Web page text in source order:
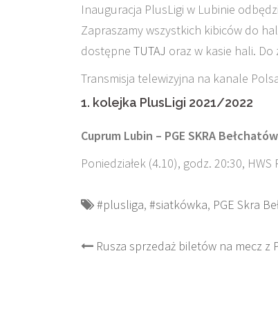
Inauguracja PlusLigi w Lubinie
Zapraszamy wszystkich kibiców do
dostępne TUTAJ oraz w kasie hali. Do
Transmisja telewizyjna na kanale
1. kolejka PlusLigi 2021/2022
Cuprum Lubin – PGE SKRA Bełchatów
Poniedziałek (4.10), godz. 20:30,
#plusliga, #siatkówka, PGE Skra
Post
Rusza sprzedaż biletów na mecz z